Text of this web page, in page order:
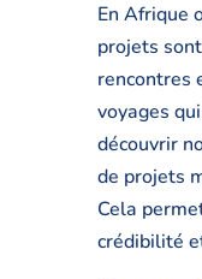
En Afrique
projets
rencontres
voyages
découvrir
de projets
Cela
crédibilité